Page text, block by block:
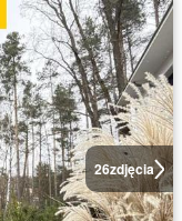
26zdjęcia